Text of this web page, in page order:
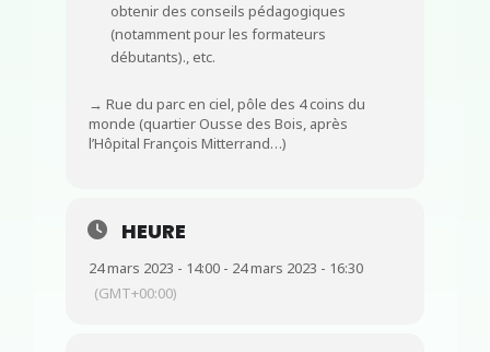
obtenir des conseils pédagogiques
(notamment pour les formateurs
débutants)., etc.
→ Rue du parc en ciel, pôle des 4 coins du
monde (quartier Ousse des Bois, après
l’Hôpital François Mitterrand…)
HEURE
24 mars 2023 - 14:00 - 24 mars 2023 - 16:30
(GMT+00:00)